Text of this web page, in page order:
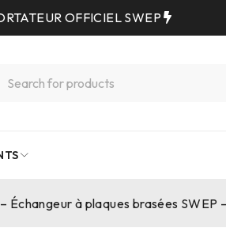
OFFICIEL SWEP
Échangeur à plaques brasées